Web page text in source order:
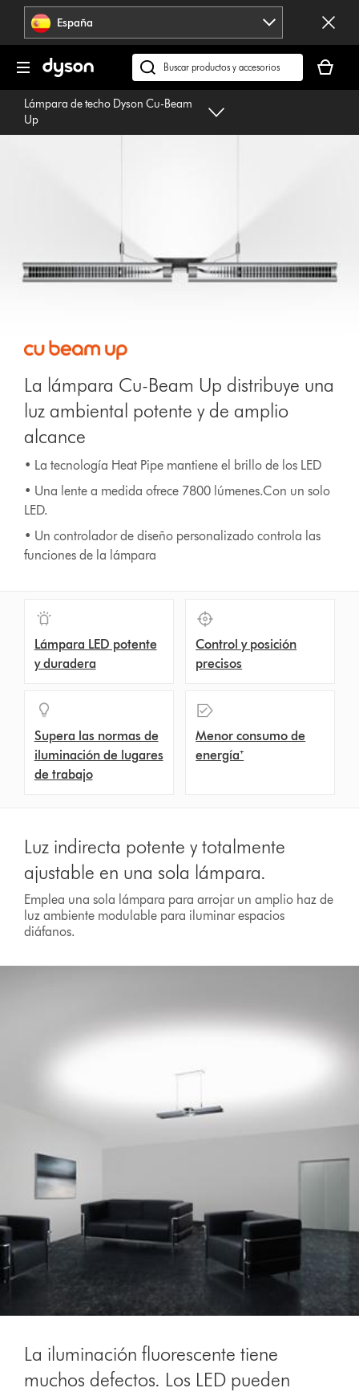
Omitir
navegación España
Buscar
en
dyson.es
cesta
está
Lámpara de techo Dyson Cu-Beam
Up
La lámpara Cu-Beam Up distribuye una
luz ambiental potente y de amplio
alcance
• La tecnología Heat Pipe mantiene el brillo de los LED
• Una lente a medida ofrece 7800 lúmenes.Con un solo
LED.
• Un controlador de diseño personalizado controla las
funciones de la lámpara
Lámpara LED potente
y duradera
Control y posición
precisos
Supera las normas de
iluminación de lugares
de trabajo
Menor consumo de
energía⁺
Luz indirecta potente y totalmente
ajustable en una sola lámpara.
Emplea una sola lámpara para arrojar un amplio haz de
luz ambiente modulable para iluminar espacios
diáfanos.
La iluminación fluorescente tiene
muchos defectos. Los LED pueden